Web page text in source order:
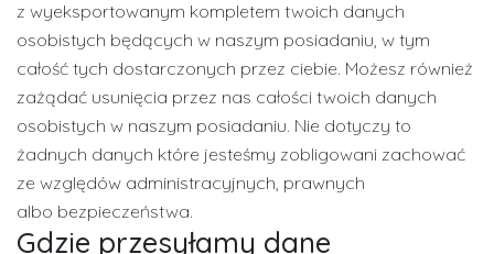
z wyeksportowanym kompletem twoich danych
osobistych będących w naszym posiadaniu, w tym
całość tych dostarczonych przez ciebie. Możesz również
zażądać usunięcia przez nas całości twoich danych
osobistych w naszym posiadaniu. Nie dotyczy to
żadnych danych które jesteśmy zobligowani zachować
ze względów administracyjnych, prawnych
albo bezpieczeństwa.
Gdzie przesyłamy dane